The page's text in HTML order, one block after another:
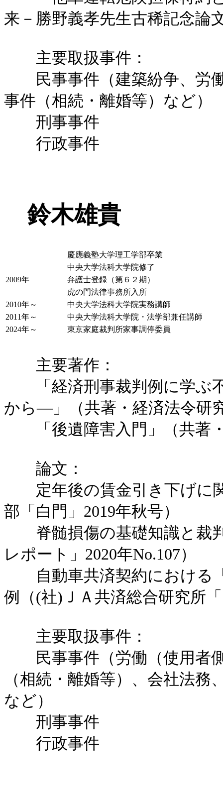
来－勝野義孝先生古稀記念論
主要取扱事件：
民事事件（建築紛争、労働
事件（相続・離婚等）など）
刑事事件
行政事件
鈴木雄貴
慶應義塾大学理工学部卒業
中央大学法科大学院修了
2009年
弁護士登録（第６２期）
虎の門法律事務所入所
2010年～
中央大学法科大学院実務講師
2011年～
中央大学法科大学院・法学部兼任講師
2024年～
東京家庭裁判所家事調停委員
主要著作：
「経済刑事裁判例に学ぶ
から―」（共著・経済法令研
「後遺障害入門」（共著
論文：
定年後の賃金引き下げに
部「白門」2019年秋号）
脊髄損傷の基礎知識と裁判
レポート」2020年No.107）
自動車共済契約における
例（(社)ＪＡ共済総合研究所
主要取扱事件：
民事事件（労働（使用者側
（相続・離婚等）、会社法
など）
刑事事件
行政事件